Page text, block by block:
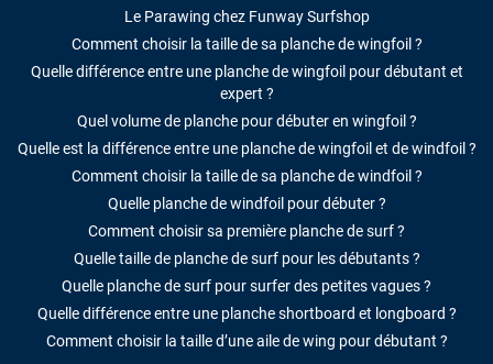
Le Parawing chez Funway Surfshop
Comment choisir la taille de sa planche de wingfoil ?
Quelle différence entre une planche de wingfoil pour débutant et
expert ?
Quel volume de planche pour débuter en wingfoil ?
Quelle est la différence entre une planche de wingfoil et de windfoil ?
Comment choisir la taille de sa planche de windfoil ?
Quelle planche de windfoil pour débuter ?
Comment choisir sa première planche de surf ?
Quelle taille de planche de surf pour les débutants ?
Quelle planche de surf pour surfer des petites vagues ?
Quelle différence entre une planche shortboard et longboard ?
Comment choisir la taille d’une aile de wing pour débutant ?